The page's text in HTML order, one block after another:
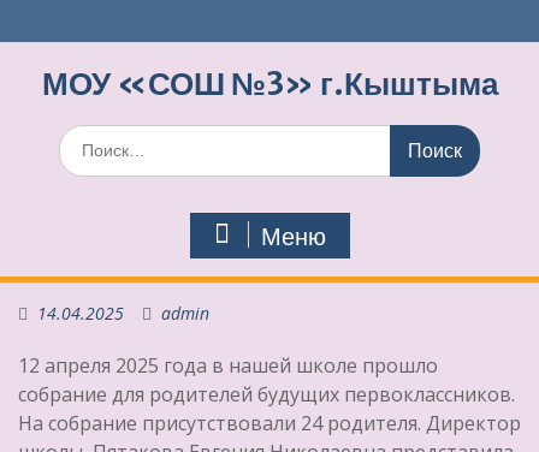
к
МОУ «СОШ №3» г.Кыштыма
Поиск
по:
Меню
14.04.2025 admin
12 апреля 2025 года в нашей школе прошло
собрание для родителей будущих первоклассников.
На собрание присутствовали 24 родителя. Директор